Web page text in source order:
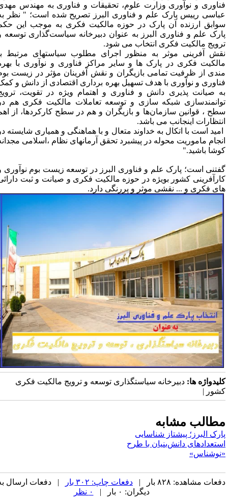
و نوآوری وزارت علوم، تحقیقات و فناوری به مهندس مهدی
رییس پارک علم و فناوری البرز تصریح شده است؛ " نظر به
ارزنده آن پارک در حوزه مالکیت فکری به موجب این حکم
علم و فناوری البرز به عنوان دبیرخانه سیاست‌گذاری توسعه و
مالکیت فکری انتخاب می شود.
آفرینی موثر به منظور اجرای مطلوب سیاستهای مرتبط با
فکری در پارک ها و سایر مراکز فناوری و نوآوری با بهره
از ظرفیت تمامی بازیگران و نقش آفرینان مؤثر در زیست بوم
و نوآوری با هدف تسهیل بهره برداری اقتصادی از دانش و کمک
صیانت پذیری دانش و فناوری و اهتمام ویژه در تقویت، ترویج
شبکه سازی و توسعه تعاملات مالکیت فکری هم در
، قوانین سازمان‌ها و بازیگران و هم در سطح کارکردها، از اهم
اینجانب می باشد.
است با اتکال به خداوند متعال و با هماهنگی و همیاری شایسته در
ماموریت محوله در پیشبرد تحقق آرمانهای نظام ،اسلامی مجدانه
باشید."
است؛ پارک علم و فناوری البرز در توسعه زیست بوم نوآوری و
کشور بویژه در حوزه مالکیت فکری و صیانت و ثبت دارائی
فکری و ... نقشی موثر و پررنگی دارد.
ها:دبیرخانه سیاستگذاری توسعه و ترویج مالکیت فکری
|
مشابه
البرز؛ پیشتاز شناسایی
دانش‌بنیان با طرح
مشاهده: ۸۲۸ بار | دفعات چاپ: ۳۰۲ بار
| دفعات ارسال به
دیگران: ۰ بار |